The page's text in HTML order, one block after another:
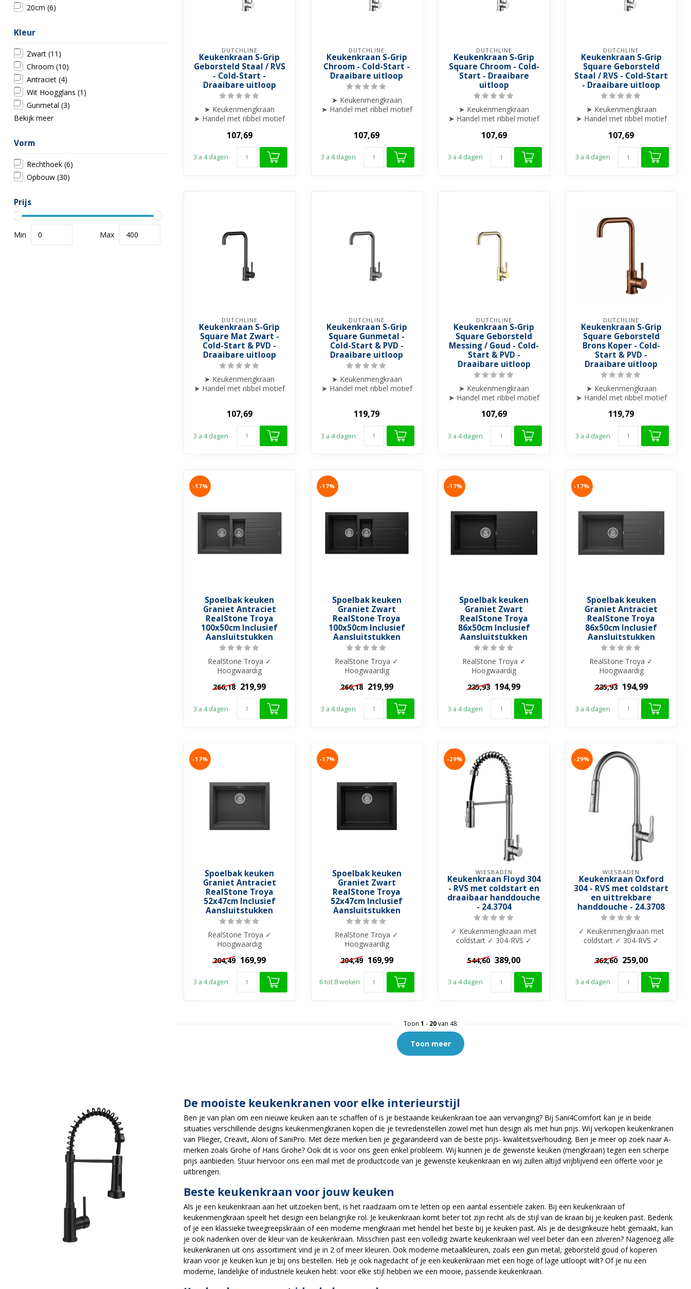
20cm (6)
Kleur
Zwart (11)
Chroom (10)
Antraciet (4)
Wit Hoogglans (1)
Gunmetal (3)
Bekijk meer
Vorm
Rechthoek (6)
Opbouw (30)
Prijs
Min Max
DUTCHLINE
Keukenkraan S-Grip
Geborsteld Staal / RVS
- Cold-Start -
Draaibare uitloop
➤ Keukenmengkraan
➤ Handel met ribbel motief
➤ Draaibare uitloop
➤ ...
107,69
3 a 4 dagen
DUTCHLINE
Keukenkraan S-Grip
Chroom - Cold-Start -
Draaibare uitloop
➤ Keukenmengkraan
➤ Handel met ribbel motief
➤ ...
107,69
3 a 4 dagen
DUTCHLINE
Keukenkraan S-Grip
Square Chroom - Cold-
Start - Draaibare
uitloop
➤ Keukenmengkraan
➤ Handel met ribbel motief
➤ Draaibare uitloop
➤ ...
107,69
3 a 4 dagen
DUTCHLINE
Keukenkraan S-Grip
Square Geborsteld
Staal / RVS - Cold-Start
- Draaibare uitloop
➤ Keukenmengkraan
➤ Handel met ribbel motief
➤ Draaibare uitloop
➤ ...
107,69
3 a 4 dagen
DUTCHLINE
Keukenkraan S-Grip
Square Mat Zwart -
Cold-Start & PVD -
Draaibare uitloop
➤ Keukenmengkraan
➤ Handel met ribbel motief
➤ ...
107,69
3 a 4 dagen
DUTCHLINE
Keukenkraan S-Grip
Square Gunmetal -
Cold-Start & PVD -
Draaibare uitloop
➤ Keukenmengkraan
➤ Handel met ribbel motief
➤ ...
119,79
3 a 4 dagen
DUTCHLINE
Keukenkraan S-Grip
Square Geborsteld
Messing / Goud - Cold-
Start & PVD -
Draaibare uitloop
➤ Keukenmengkraan
➤ Handel met ribbel motief
➤ Draaibare uitloop
➤ ...
107,69
3 a 4 dagen
DUTCHLINE
Keukenkraan S-Grip
Square Geborsteld
Brons Koper - Cold-
Start & PVD -
Draaibare uitloop
➤ Keukenmengkraan
➤ Handel met ribbel motief
➤ Draaibare uitloop
➤ ...
119,79
3 a 4 dagen
-17%
Spoelbak keuken
Graniet Antraciet
RealStone Troya
100x50cm Inclusief
Aansluitstukken
RealStone Troya ✓
Hoogwaardig
Rechthoekig met
waterkering ✓ K...
266,18 219,99
3 a 4 dagen
-17%
Spoelbak keuken
Graniet Zwart
RealStone Troya
100x50cm Inclusief
Aansluitstukken
RealStone Troya ✓
Hoogwaardig
Rechthoekig met
waterkering ✓ K...
266,18 219,99
3 a 4 dagen
-17%
Spoelbak keuken
Graniet Zwart
RealStone Troya
86x50cm Inclusief
Aansluitstukken
RealStone Troya ✓
Hoogwaardig
Rechthoekig met
waterkering ✓ K...
235,93 194,99
3 a 4 dagen
-17%
Spoelbak keuken
Graniet Antraciet
RealStone Troya
86x50cm Inclusief
Aansluitstukken
RealStone Troya ✓
Hoogwaardig
Rechthoekig met
waterkering ✓ K...
235,93 194,99
3 a 4 dagen
-17%
Spoelbak keuken
Graniet Antraciet
RealStone Troya
52x47cm Inclusief
Aansluitstukken
RealStone Troya ✓
Hoogwaardig
Rechthoekig met
waterkering ✓ K...
204,49 169,99
3 a 4 dagen
-17%
Spoelbak keuken
Graniet Zwart
RealStone Troya
52x47cm Inclusief
Aansluitstukken
RealStone Troya ✓
Hoogwaardig
Rechthoekig met
waterkering ✓ K...
204,49 169,99
6 tot 8 weken
-29%
WIESBADEN
Keukenkraan Floyd 304
- RVS met coldstart en
draaibaar handdouche
- 24.3704
✓ Keukenmengkraan met
coldstart ✓ 304-RVS ✓
afsluitmechanisme
544,60 389,00
3 a 4 dagen
-29%
WIESBADEN
Keukenkraan Oxford
304 - RVS met coldstart
en uittrekbare
handdouche - 24.3708
✓ Keukenmengkraan met
coldstart ✓ 304-RVS ✓
afsluitmechanisme
362,60 259,00
3 a 4 dagen
Toon 1 - 20van 48
Toon meer
De mooiste keukenkranen voor elke interieurstijl
Ben je van plan om een nieuwe keuken aan te schaffen of is je bestaande keukenkraan toe aan vervanging? Bij Sani4Comfort kan je in beide
situaties verschillende designs keukenmengkranen kopen die je tevredenstellen zowel met hun design als met hun prijs. Wij verkopen keukenkranen
van Plieger, Creavit, Aloni of SaniPro. Met deze merken ben je gegarandeerd van de beste prijs- kwaliteitsverhouding. Ben je meer op zoek naar A-
merken zoals Grohe of Hans Grohe? Ook dit is voor ons geen enkel probleem. Wij kunnen je de gewenste keuken (mengkraan) tegen een scherpe
prijs aanbieden. Stuur hiervoor ons een mail met de productcode van je gewenste keukenkraan en wij zullen altijd vrijblijvend een offerte voor je
uitbrengen.
Beste keukenkraan voor jouw keuken
Als je een keukenkraan aan het uitzoeken bent, is het raadzaam om te letten op een aantal essentiële zaken. Bij een keukenkraan of
keukenmengkraan speelt het design een belangrijke rol. Je keukenkraan komt beter tot zijn recht als de stijl van de kraan bij je keuken past. Bedenk
of je een klassieke tweegreepskraan of een moderne mengkraan met hendel het beste bij je keuken past. Als je de designkeuze hebt gemaakt, kan
je ook nadenken over de kleur van de keukenkraan. Misschien past een volledig zwarte keukenkraan wel veel beter dan een zilveren? Nagenoeg alle
keukenkranen uit ons assortiment vind je in 2 of meer kleuren. Ook moderne metaalkleuren, zoals een gun metal, geborsteld goud of koperen
kraan voor je keuken kun je bij ons bestellen. Heb je ook nagedacht of je een keukenkraan met een hoge of lage uitloopt wilt? Of je nu een
moderne, landelijke of industriële keuken hebt: voor elke stijl hebben we een mooie, passende keukenkraan.